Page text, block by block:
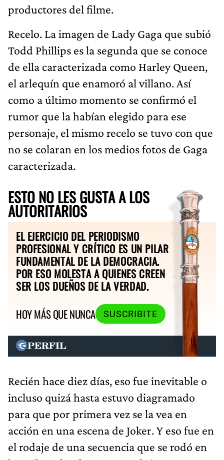
productores del filme.
Recelo. La imagen de Lady Gaga que subió
Todd Phillips es la segunda que se conoce
de ella caracterizada como Harley Queen,
el arlequín que enamoró al villano. Así
como a último momento se confirmó el
rumor que la habían elegido para ese
personaje, el mismo recelo se tuvo con que
no se colaran en los medios fotos de Gaga
caracterizada.
ESTO NO LES GUSTA A LOS
AUTORITARIOS
EL EJERCICIO DEL PERIODISMO
PROFESIONAL Y CRÍTICO ES UN PILAR
FUNDAMENTAL DE LA DEMOCRACIA.
POR ESO MOLESTA A QUIENES CREEN
SER LOS DUEÑOS DE LA VERDAD.
HOY MÁS QUE NUNCA
SUSCRIBITE
Recién hace diez días, eso fue inevitable o
incluso quizá hasta estuvo diagramado
para que por primera vez se la vea en
acción en una escena de Joker. Y eso fue en
el rodaje de una secuencia que se rodó en